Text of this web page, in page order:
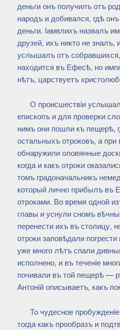
деньги онъ получилъ отъ
народъ и добивался, гдѣ
деньги. Iамвлихъ назвалъ
друзей, ихъ никто не зналъ,
услышалъ отъ
находится въ Ефесѣ, но
нѣтъ, царствуетъ
О происшествiи
епископъ и для проверки
нимъ они пошли къ пещерѣ,
остальныхъ отроковъ, а
обнаружили оловянные
когда и какъ отроки
томъ градоначальникъ
который лично прибылъ въ
отроками. Во время одной
главы и уснули сномъ
перенести ихъ въ столицу,
отроки заповѣдали
уже много лѣтъ спали
исполнено, и въ теченiе
почивали въ той пещерѣ —
Антонiй описываетъ, какъ
То чудесное
тогда какъ прообразъ и